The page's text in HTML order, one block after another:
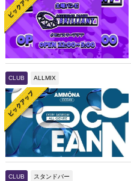
CLUB ALLMIX
CLUB スタンドバー